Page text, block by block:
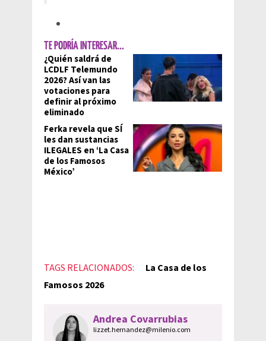
TE PODRÍA INTERESAR...
¿Quién saldrá de
LCDLF Telemundo
2026? Así van las
votaciones para
definir al próximo
eliminado
Ferka revela que SÍ
les dan sustancias
ILEGALES en ‘La Casa
de los Famosos
México’
TAGS RELACIONADOS:
La Casa de los
Famosos 2026
Andrea Covarrubias
lizzet.hernandez@milenio.com